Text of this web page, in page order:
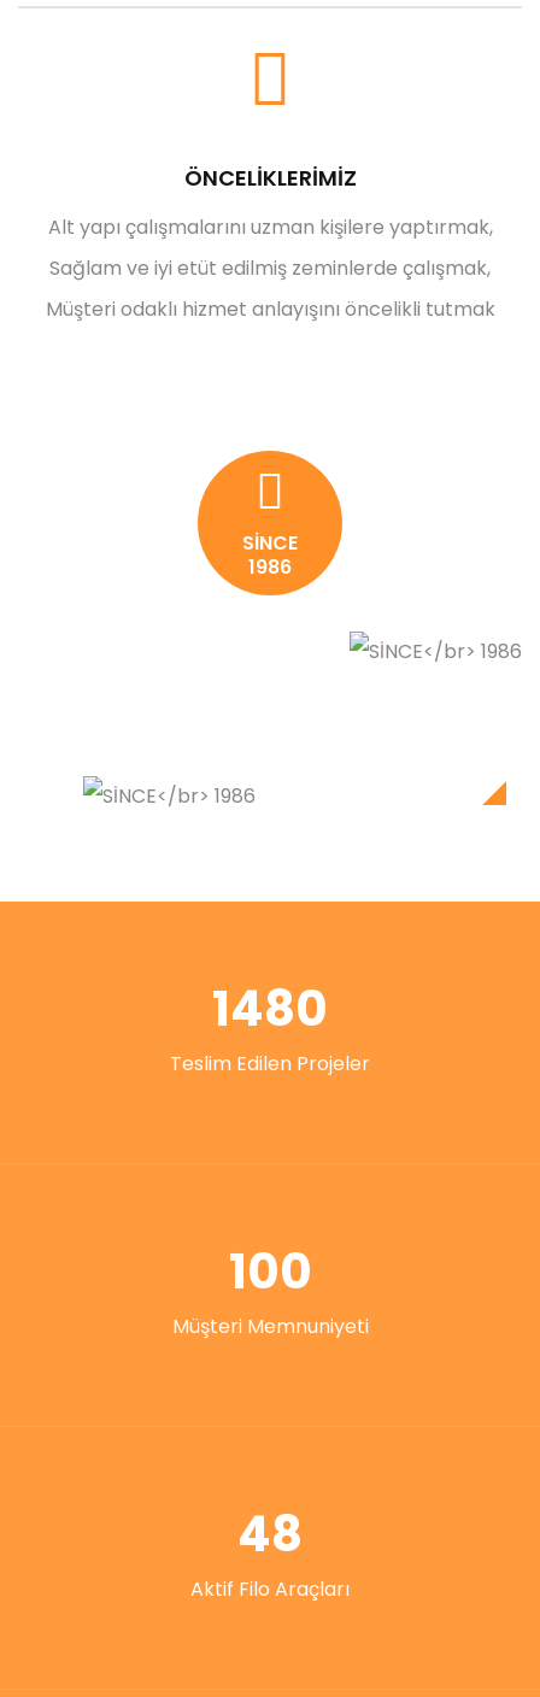
ÖNCELİKLERİMİZ
Alt yapı çalışmalarını uzman kişilere yaptırmak,
Sağlam ve iyi etüt edilmiş zeminlerde çalışmak,
Müşteri odaklı hizmet anlayışını öncelikli tutmak
SİNCE
1986
1480
Teslim Edilen Projeler
100
Müşteri Memnuniyeti
48
Aktif Filo Araçları